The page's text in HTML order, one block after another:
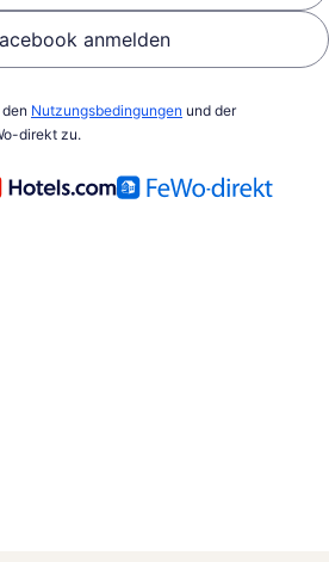
anmelden
Nutzungsbedingungen und der
direkt zu.